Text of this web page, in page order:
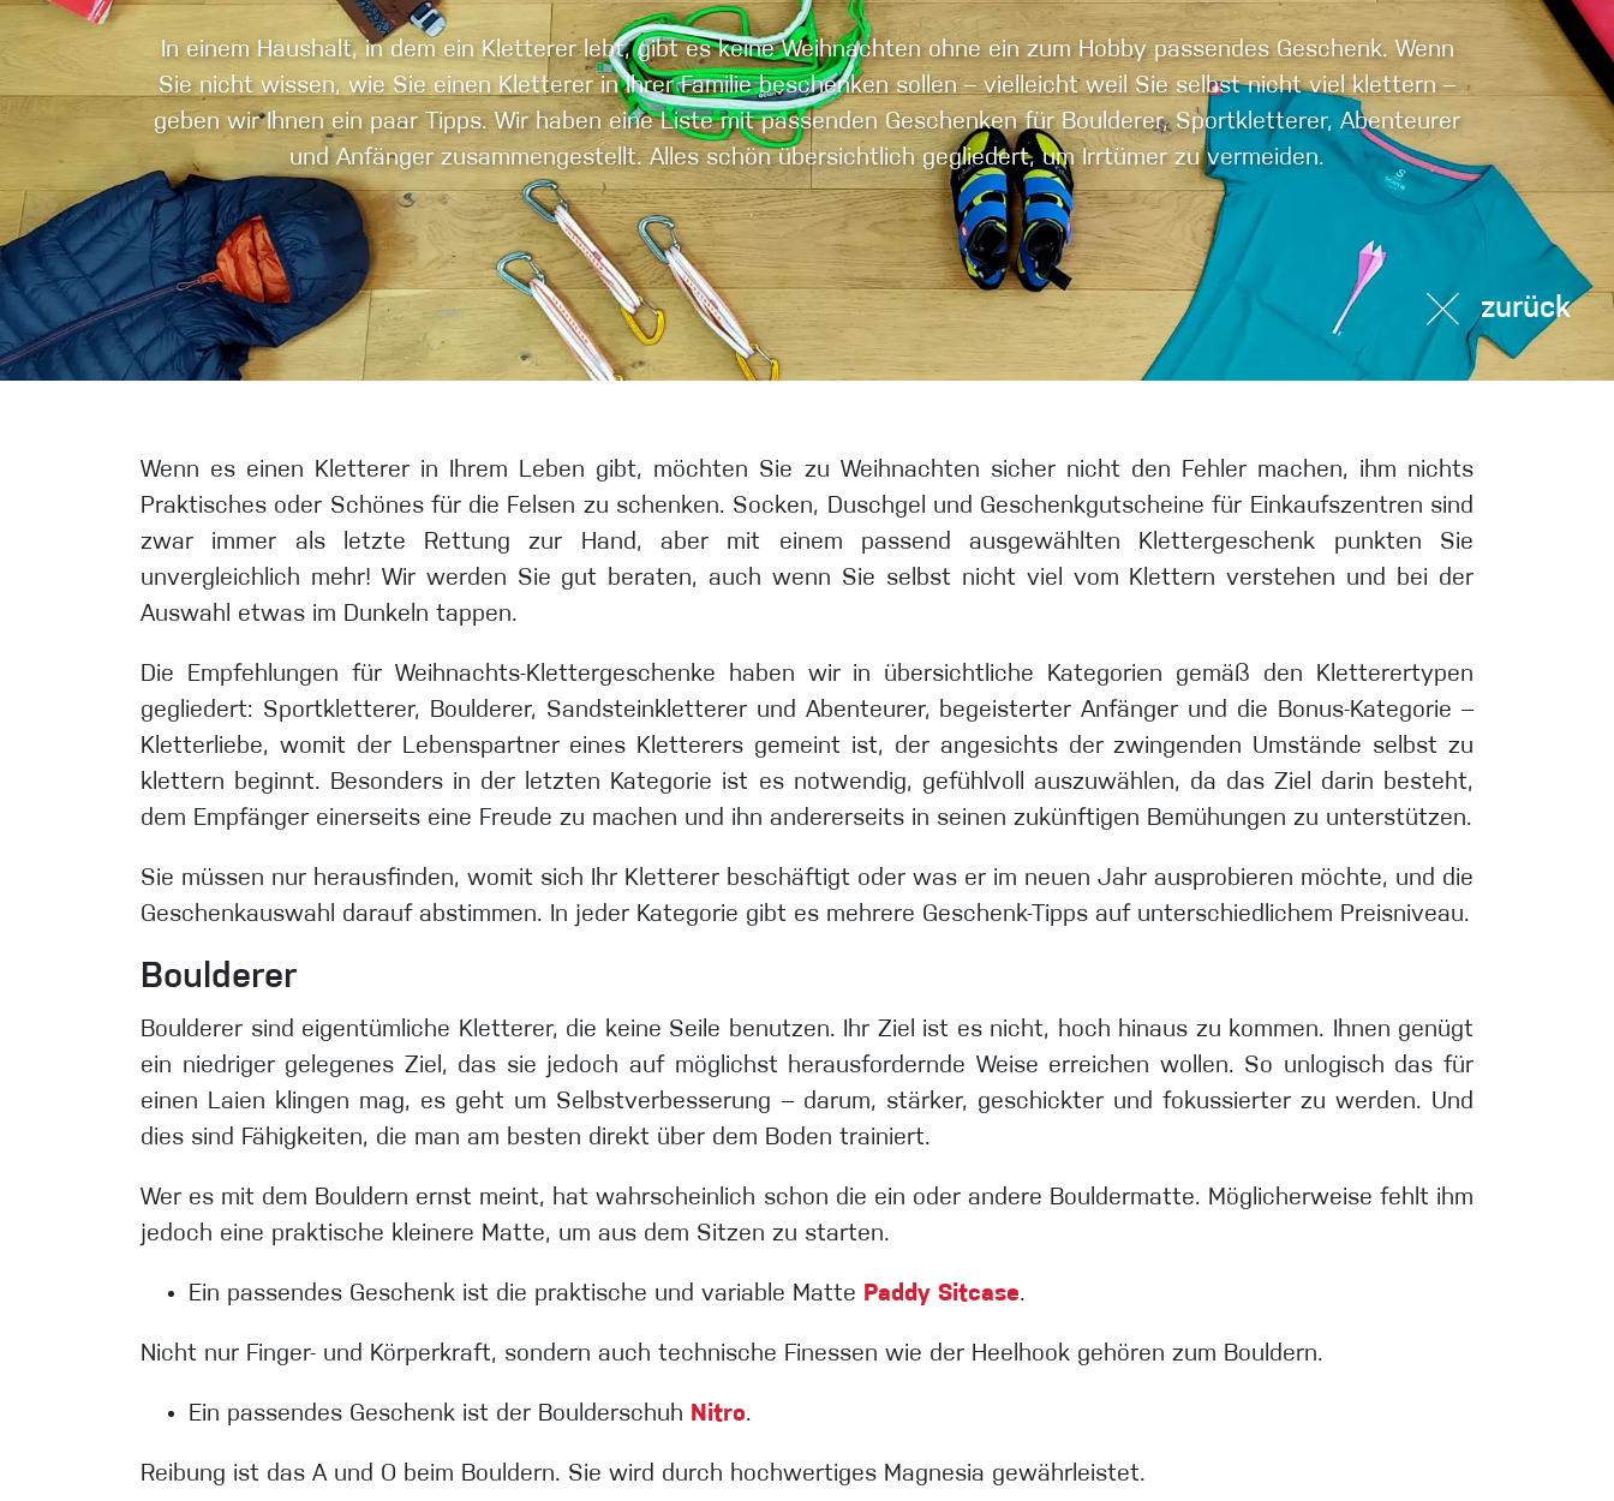
Handschuhe
Kletterbekleidung
Männer Kletterhose
T-shirt
Jacke
Frauen Kletterhose
Jacke
Sportklettern
In einem Haushalt, in dem ein Kletterer lebt, gibt es keine Weihnachten ohne ein zum Hobby passendes Geschenk. Wenn
Sie nicht wissen, wie Sie einen Kletterer in Ihrer Familie beschenken sollen – vielleicht weil Sie selbst nicht viel klettern –
geben wir Ihnen ein paar Tipps. Wir haben eine Liste mit passenden Geschenken für Boulderer, Sportkletterer, Abenteurer
und Anfänger zusammengestellt. Alles schön übersichtlich gegliedert, um Irrtümer zu vermeiden.
zurück
Wenn es einen Kletterer in Ihrem Leben gibt, möchten Sie zu Weihnachten sicher nicht den Fehler machen, ihm nichts
Praktisches oder Schönes für die Felsen zu schenken. Socken, Duschgel und Geschenkgutscheine für Einkaufszentren sind
zwar immer als letzte Rettung zur Hand, aber mit einem passend ausgewählten Klettergeschenk punkten Sie
unvergleichlich mehr! Wir werden Sie gut beraten, auch wenn Sie selbst nicht viel vom Klettern verstehen und bei der
Auswahl etwas im Dunkeln tappen.
Die Empfehlungen für Weihnachts-Klettergeschenke haben wir in übersichtliche Kategorien gemäß den Kletterertypen
gegliedert: Sportkletterer, Boulderer, Sandsteinkletterer und Abenteurer, begeisterter Anfänger und die Bonus-Kategorie –
Kletterliebe, womit der Lebenspartner eines Kletterers gemeint ist, der angesichts der zwingenden Umstände selbst zu
klettern beginnt. Besonders in der letzten Kategorie ist es notwendig, gefühlvoll auszuwählen, da das Ziel darin besteht,
dem Empfänger einerseits eine Freude zu machen und ihn andererseits in seinen zukünftigen Bemühungen zu unterstützen.
Sie müssen nur herausfinden, womit sich Ihr Kletterer beschäftigt oder was er im neuen Jahr ausprobieren möchte, und die
Geschenkauswahl darauf abstimmen. In jeder Kategorie gibt es mehrere Geschenk-Tipps auf unterschiedlichem Preisniveau.
Boulderer
Boulderer sind eigentümliche Kletterer, die keine Seile benutzen. Ihr Ziel ist es nicht, hoch hinaus zu kommen. Ihnen genügt
ein niedriger gelegenes Ziel, das sie jedoch auf möglichst herausfordernde Weise erreichen wollen. So unlogisch das für
einen Laien klingen mag, es geht um Selbstverbesserung – darum, stärker, geschickter und fokussierter zu werden. Und
dies sind Fähigkeiten, die man am besten direkt über dem Boden trainiert.
Wer es mit dem Bouldern ernst meint, hat wahrscheinlich schon die ein oder andere Bouldermatte. Möglicherweise fehlt ihm
jedoch eine praktische kleinere Matte, um aus dem Sitzen zu starten.
Ein passendes Geschenk ist die praktische und variable Matte Paddy Sitcase.
Nicht nur Finger- und Körperkraft, sondern auch technische Finessen wie der Heelhook gehören zum Bouldern.
Ein passendes Geschenk ist der Boulderschuh Nitro.
Reibung ist das A und O beim Bouldern. Sie wird durch hochwertiges Magnesia gewährleistet.